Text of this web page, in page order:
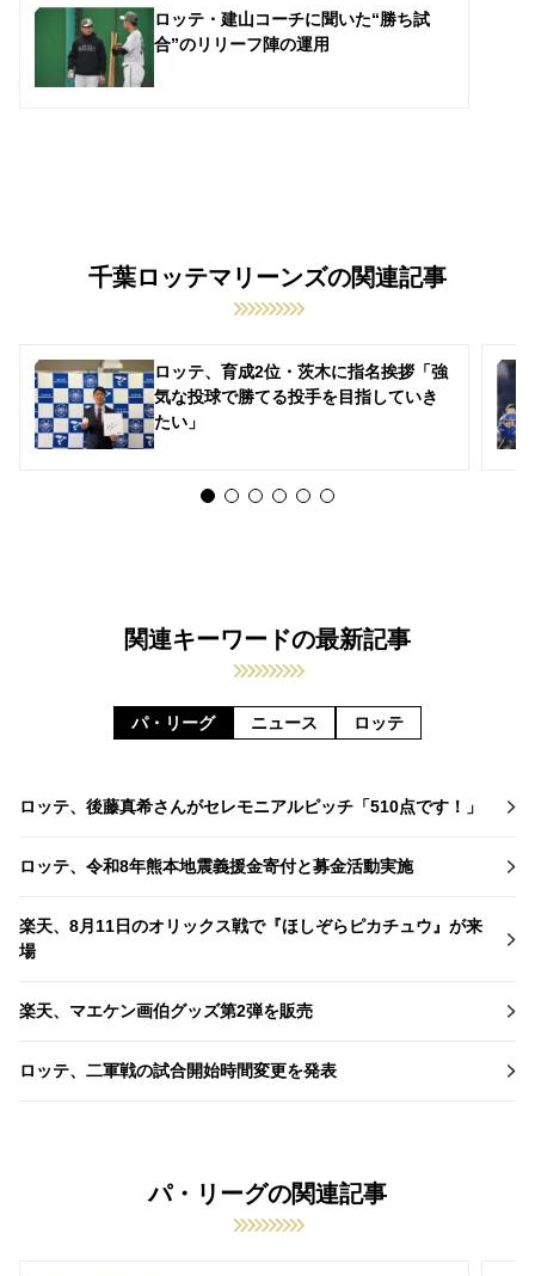
ロッテ・建山コーチに聞いた“勝ち試
合”のリリーフ陣の運用
千葉ロッテマリーンズの関連記事
ロッテ、育成2位・茨木に指名挨拶「強
気な投球で勝てる投手を目指していき
たい」
関連キーワードの最新記事
パ・リーグ ニュース ロッテ
ロッテ、後藤真希さんがセレモニアルピッチ「510点です！」
ロッテ、令和8年熊本地震義援金寄付と募金活動実施
楽天、8月11日のオリックス戦で『ほしぞらピカチュウ』が来
場
楽天、マエケン画伯グッズ第2弾を販売
ロッテ、二軍戦の試合開始時間変更を発表
パ・リーグの関連記事